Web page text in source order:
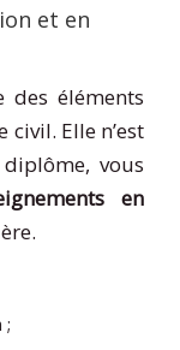
et en
éléments
Elle n’est
vous
en
;